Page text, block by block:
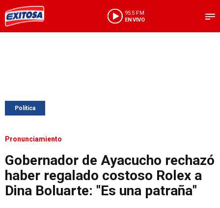
95.5 FM
EN VIVO
Política
Pronunciamiento
Gobernador de Ayacucho rechazó
haber regalado costoso Rolex a
Dina Boluarte: "Es una patraña"